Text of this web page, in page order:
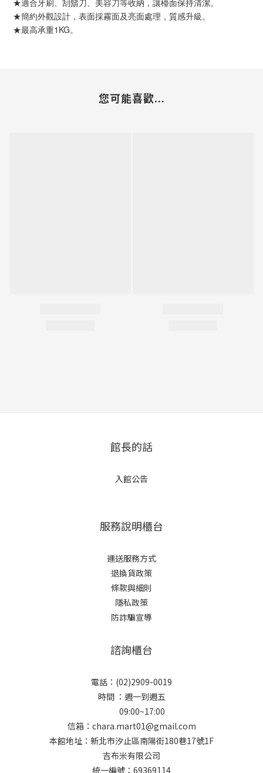
★適合牙刷、刮鬍刀、美容刀等收納，讓檯面保持清潔。
★簡約外觀設計，表面採霧面及亮面處理，質感升級。
★最高承重1KG。
您可能喜歡...
館長的話
入館公告
服務說明櫃台
運送服務方式
退換貨政策
條款與細則
隱私政策
防詐騙宣導
諮詢櫃台
電話：(02)2909-0019
時間 ：週一到週五
09:00~17:00
信箱：chara.mart01@gmail.com
本館地址：新北市汐止區南陽街180巷17號1F
吉布米有限公司
統一編號：69369114